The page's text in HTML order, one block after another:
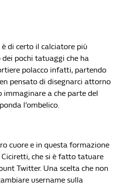
è di certo il calciatore più
pochi tatuaggi che ha
polacco infatti, partendo
pensato di disegnarci attorno
immaginare a che parte del
l’ombelico.
cuore e in questa formazione
che si è fatto tatuare
Twitter. Una scelta che non
username sulla